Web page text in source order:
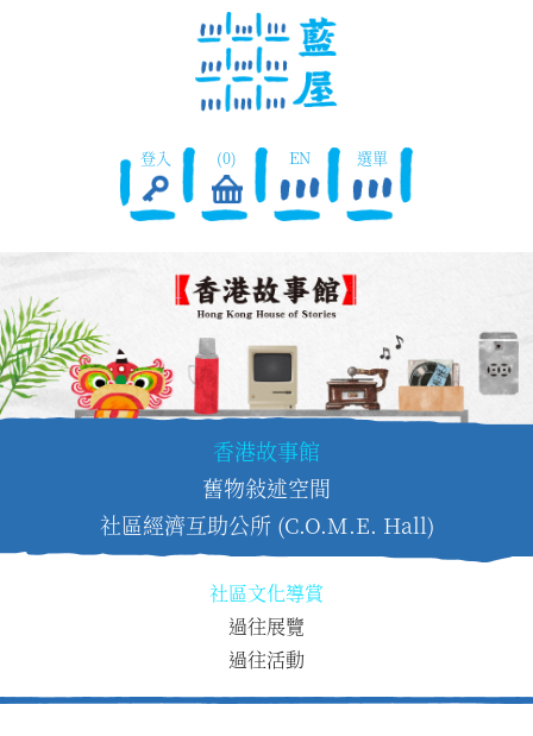
登入 (0) EN 選單
香港故事館
舊物敍述空間
社區經濟互助公所 (C.O.M.E. Hall)
社區文化導賞
過往展覽
過往活動